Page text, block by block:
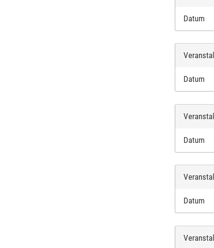
Datum
Datum
Datum
Datum